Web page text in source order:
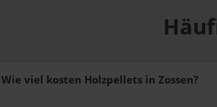
Wie viel kosten Holzpellets in Zossen?